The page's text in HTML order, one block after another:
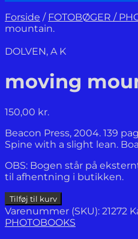
Forside / FOTOBØGER /
mountain.
DOLVEN, A K
moving
150,00 kr.
Beacon Press, 2004. 139
Spine with a slight lean.
OBS: Bogen står på
til afhentning i butikken.
moving
mountain.
antal
Tilføj til kurv
Varenummer (SKU): 21272
PHOTOBOOKS